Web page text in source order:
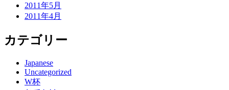
2011年5月
2011年4月
カテゴリー
Japanese
Uncategorized
W杯